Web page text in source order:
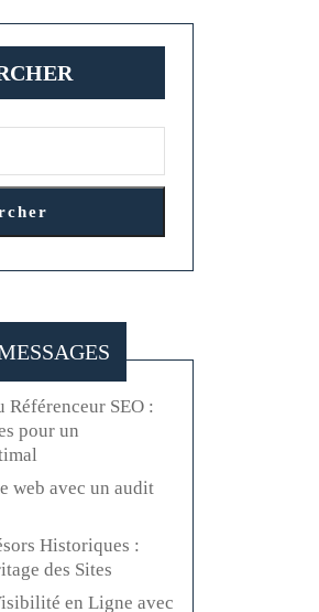
SEO :
pour un
web avec un audit
Historiques :
des Sites
en Ligne avec